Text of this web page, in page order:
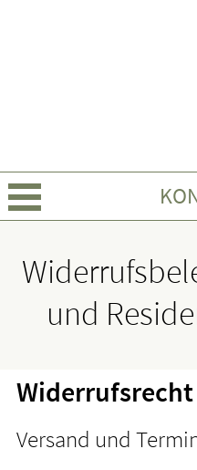
Krankheiten & Therapie
ELTERN UND KIND
und
Widerrufsrecht
Versand und